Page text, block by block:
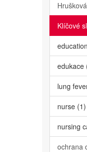
Klíčové
edukace
lung
nurse (1)
nursing
ochrana